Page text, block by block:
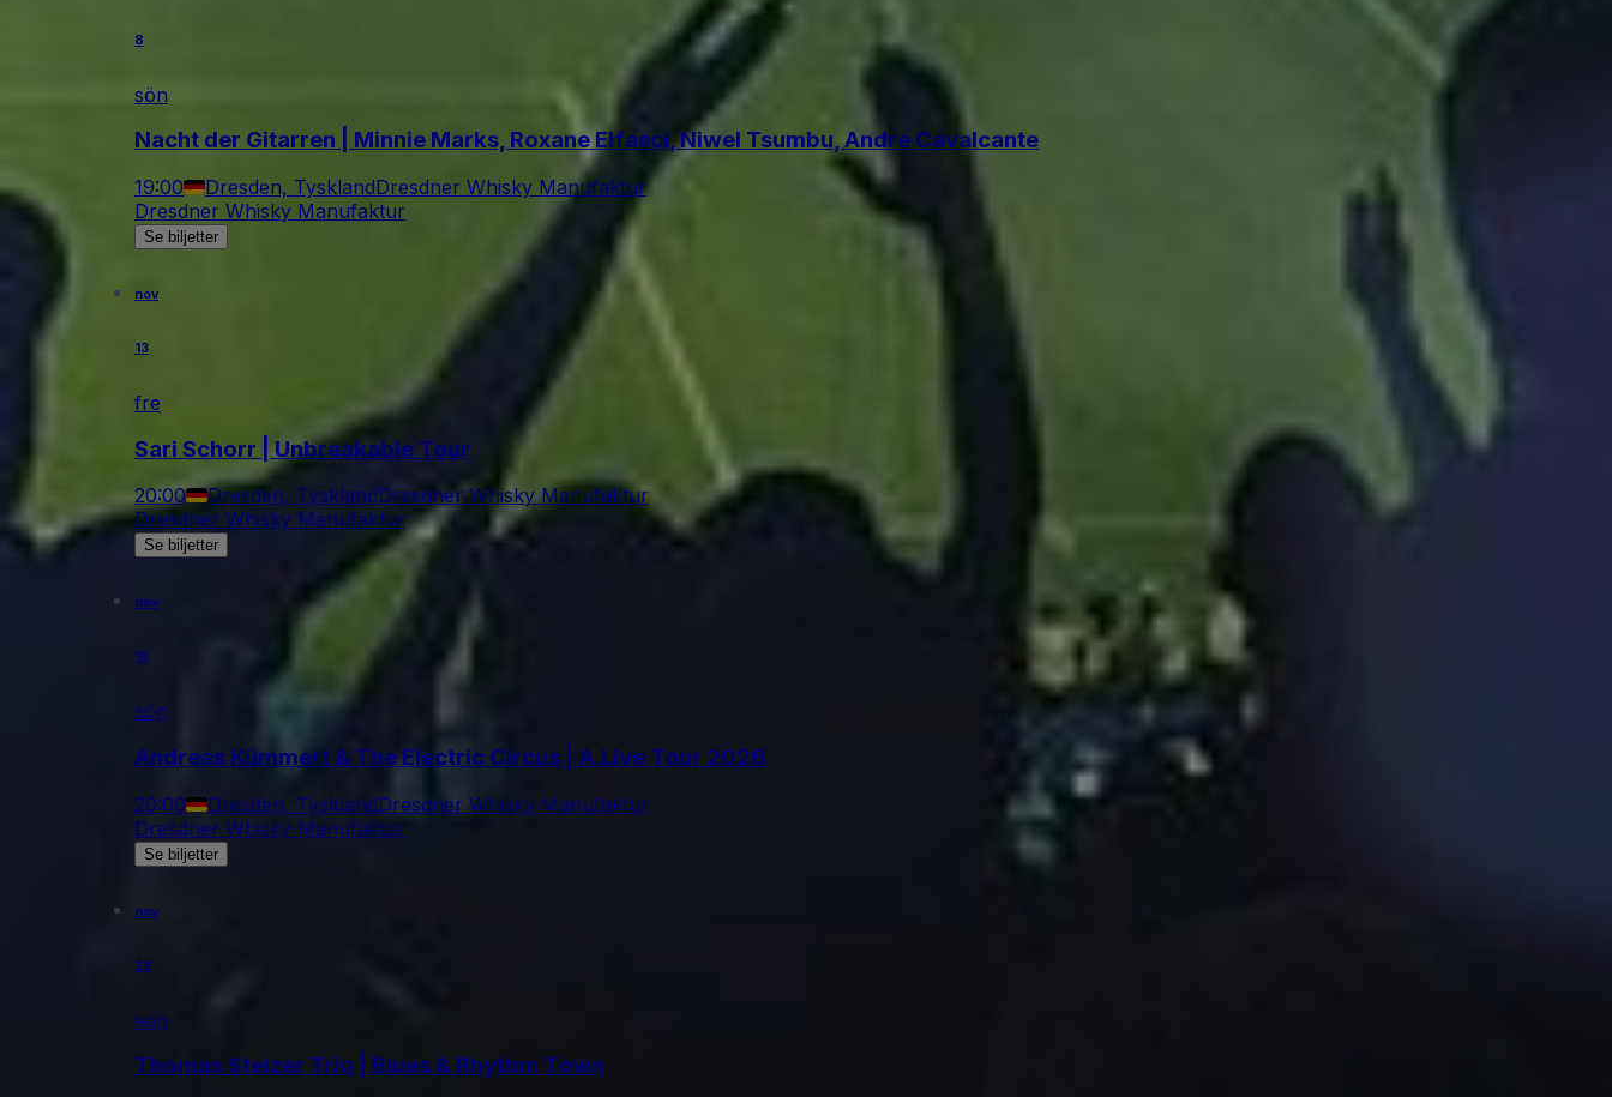
8
sön
Nacht der Gitarren | Minnie Marks, Roxane Elfasci, Niwel Tsumbu, Andre Cavalcante
19:00 Dresden, TysklandDresdner Whisky Manufaktur
Dresdner Whisky Manufaktur
Se biljetter
nov
13
fre
Sari Schorr | Unbreakable Tour
20:00 Dresden, TysklandDresdner Whisky Manufaktur
Dresdner Whisky Manufaktur
Se biljetter
nov
15
sön
Andreas Kümmert & The Electric Circus | A.Live Tour 2026
20:00 Dresden, TysklandDresdner Whisky Manufaktur
Dresdner Whisky Manufaktur
Se biljetter
nov
22
sön
Thomas Stelzer Trio | Blues & Rhythm Town